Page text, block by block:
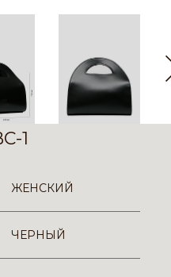
1
ЖЕНСКИЙ
ЧЕРНЫЙ